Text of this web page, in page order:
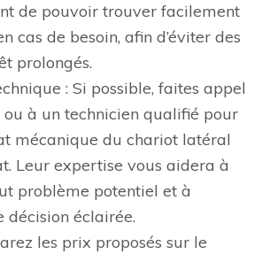
de pouvoir trouver facilement
cas de besoin, afin d’éviter des
prolongés.
: Si possible, faites appel
à un technicien qualifié pour
mécanique du chariot latéral
Leur expertise vous aidera à
problème potentiel et à
décision éclairée.
les prix proposés sur le